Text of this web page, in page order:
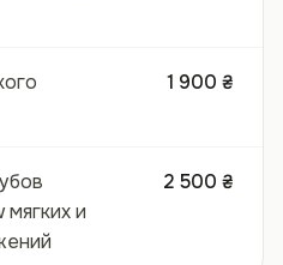
1 900 ₴
мягких и
2 500 ₴